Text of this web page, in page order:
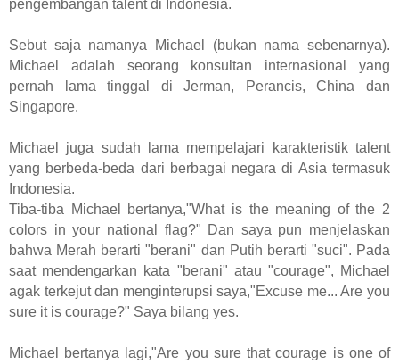
pengembangan talent di Indonesia.
Sebut saja namanya Michael (bukan nama sebenarnya).
Michael adalah seorang konsultan internasional yang
pernah lama tinggal di Jerman, Perancis, China dan
Singapore.
Michael juga sudah lama mempelajari karakteristik talent
yang berbeda-beda dari berbagai negara di Asia termasuk
Indonesia.
Tiba-tiba Michael bertanya,"What is the meaning of the 2
colors in your national flag?" Dan saya pun menjelaskan
bahwa Merah berarti "berani" dan Putih berarti "suci". Pada
saat mendengarkan kata "berani" atau "courage", Michael
agak terkejut dan menginterupsi saya,"Excuse me... Are you
sure it is courage?" Saya bilang yes.
Michael bertanya lagi,"Are you sure that courage is one of